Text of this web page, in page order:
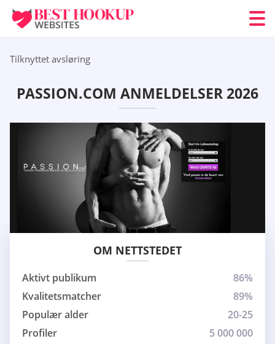
Tilknyttet avsløring
PASSION.COM ANMELDELSER 2026
OM NETTSTEDET
Aktivt publikum
86%
Kvalitetsmatcher
89%
Populær alder
20-25
Profiler
5 000 000